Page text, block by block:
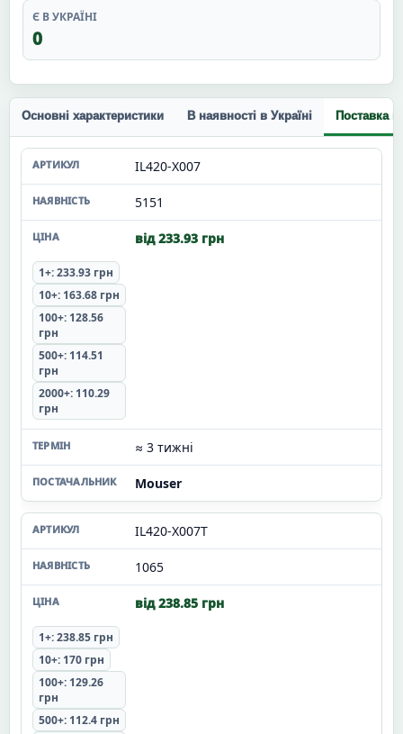
Є В УКРАЇНІ
0
Основні характеристики В наявності в Україні Поставка
IL420-X007
5151
від 233.93 грн
1+: 233.93 грн
10+: 163.68 грн
100+: 128.56
грн
500+: 114.51
грн
2000+: 110.29
грн
≈ 3 тижні
Mouser
IL420-X007T
1065
від 238.85 грн
1+: 238.85 грн
10+: 170 грн
100+: 129.26
грн
500+: 112.4 грн